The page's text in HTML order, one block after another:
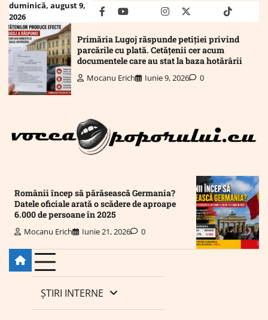
Skip
content
duminică, august 9,
2026
facebookyoutubeMailinstagram
twitter truthtiktok
Primăria Lugoj răspunde petiției privind
parcările cu plată. Cetățenii cer acum
documentele care au stat la baza hotărârii
Mocanu Erich Iunie 9, 2026 0
Românii încep să părăsească Germania?
Datele oficiale arată o scădere de aproape
6.000 de persoane în 2025
Mocanu Erich Iunie 21, 2026 0
ȘTIRI INTERNE